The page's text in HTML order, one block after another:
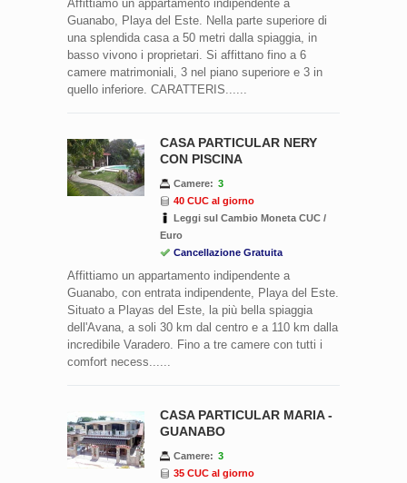
Affittiamo un appartamento indipendente a
Guanabo, Playa del Este. Nella parte superiore di
una splendida casa a 50 metri dalla spiaggia, in
basso vivono i proprietari. Si affittano fino a 6
camere matrimoniali, 3 nel piano superiore e 3 in
quello inferiore. CARATTERIS......
CASA PARTICULAR NERY
CON PISCINA
Camere: 3
40 CUC al giorno
Leggi sul Cambio Moneta CUC /
Euro
Cancellazione Gratuita
Affittiamo un appartamento indipendente a
Guanabo, con entrata indipendente, Playa del Este.
Situato a Playas del Este, la più bella spiaggia
dell'Avana, a soli 30 km dal centro e a 110 km dalla
incredibile Varadero. Fino a tre camere con tutti i
comfort necess......
CASA PARTICULAR MARIA -
GUANABO
Camere: 3
35 CUC al giorno